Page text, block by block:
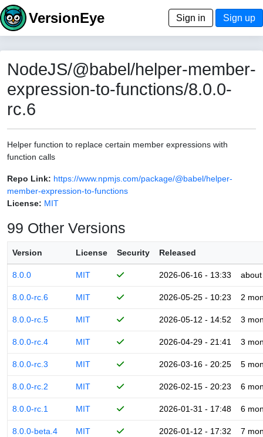
VersionEye Sign in Sign up
NodeJS/@babel/helper-member-
expression-to-functions/8.0.0-
rc.6
Helper function to replace certain member expressions with
function calls
Repo Link: https://www.npmjs.com/package/@babel/helper-
member-expression-to-functions
License: MIT
99 Other Versions
Version License Security Released
8.0.0 MIT 2026-06-16 - 13:33
8.0.0-rc.6 MIT 2026-05-25 - 10:23 2
8.0.0-rc.5 MIT 2026-05-12 - 14:52 3
8.0.0-rc.4 MIT 2026-04-29 - 21:41 3
8.0.0-rc.3 MIT 2026-03-16 - 20:25 5
8.0.0-rc.2 MIT 2026-02-15 - 20:23 6
8.0.0-rc.1 MIT 2026-01-31 - 17:48 6
8.0.0-beta.4 MIT 2026-01-12 - 17:32 7